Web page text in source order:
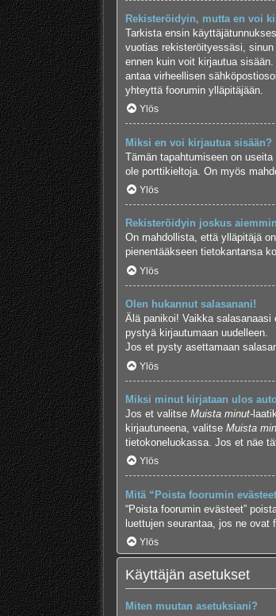
Rekisteröidyin, mutta en voi
Tarkista ensin
vuotias rekisteröityessäsi,
ennen kuin voit kirjautua
antaa virheellisen
yhteyttä foorumin ylläpitäjään.
Ylös
Miksi en voi kirjautua sisään?
Tämän tapahtumiseen on
ole porttikieltoja. On myös
Ylös
Rekisteröidyin joskus
On mahdollista, että ylläpitäjä
pienentääkseen tietokantansa
Ylös
Olen hukannut salasanani!
Älä panikoi! Vaikka
pystyä kirjautumaan uudelleen.
Jos et pysty asettamaan
Ylös
Miksi minut kirjataan ulos
Jos et valitse Muista minut-
kirjautuneena, valitse Muista
tietokoneluokassa. Jos et näe
Ylös
Mitä “Poista foorumin
“Poista foorumin evästeet”
luettujen seurantaa, jos ne ovat
Ylös
Käyttäjän asetukset
Miten muutan asetuksiani?